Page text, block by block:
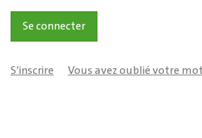
S’inscrire Vous avez oublié votre